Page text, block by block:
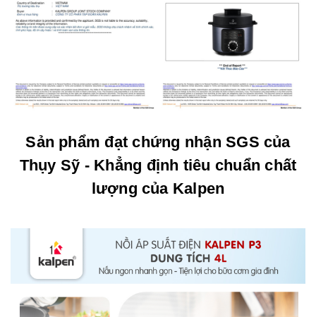
Sản phẩm đạt chứng nhận SGS của
Thụy Sỹ - Khẳng định tiêu chuẩn chất
lượng của Kalpen